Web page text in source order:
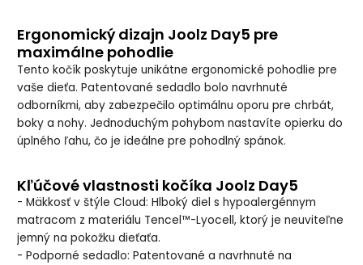
Ergonomický dizajn Joolz Day5 pre
maximálne pohodlie
Tento kočík poskytuje unikátne ergonomické pohodlie pre
vaše dieťa. Patentované sedadlo bolo navrhnuté
odborníkmi, aby zabezpečilo optimálnu oporu pre chrbát,
boky a nohy. Jednoduchým pohybom nastavíte opierku do
úplného ľahu, čo je ideálne pre pohodlný spánok.
Kľúčové vlastnosti kočíka Joolz Day5
- Mäkkosť v štýle Cloud: Hlboký diel s hypoalergénnym
matracom z materiálu Tencel™-Lyocell, ktorý je neuviteľne
jemný na pokožku dieťaťa.
- Podporné sedadlo: Patentované a navrhnuté na